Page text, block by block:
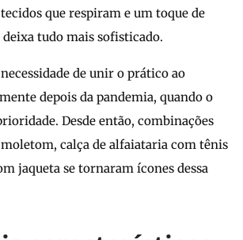
que respiram e um toque de
tudo mais sofisticado.
de unir o prático ao
depois da pandemia, quando o
Desde então, combinações
calça de alfaiataria com tênis
jaqueta se tornaram ícones dessa